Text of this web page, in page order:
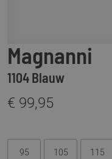
Magnanni
1104 Blauw
€ 99,95
95 105 115